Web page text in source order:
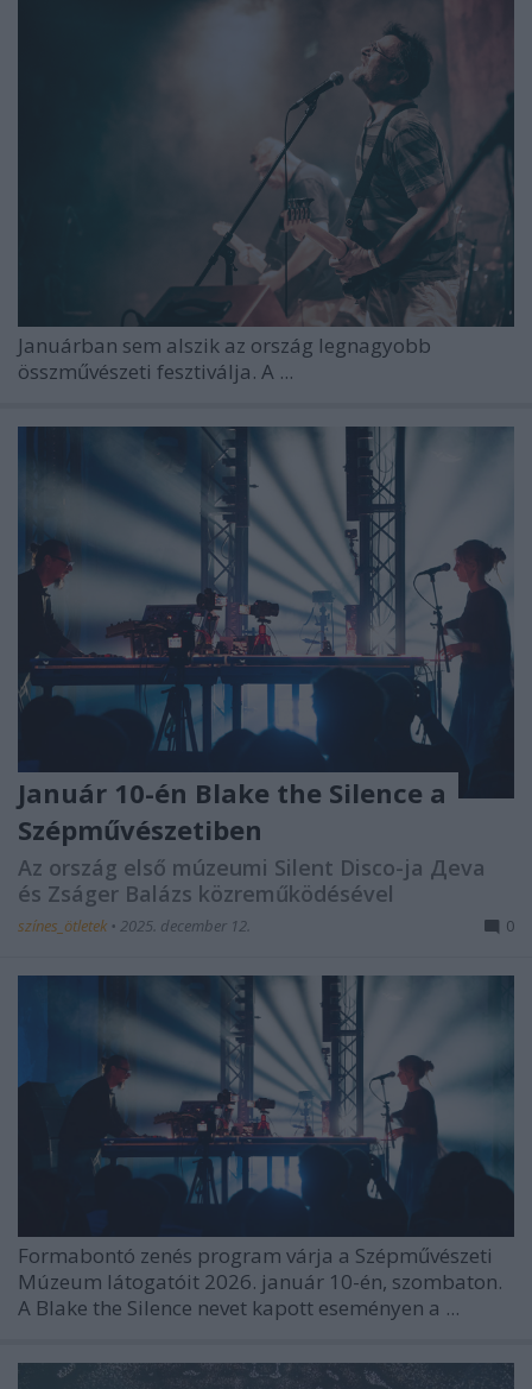
Januárban sem alszik az ország legnagyobb
összművészeti fesztiválja. A ...
Január 10-én Blake the Silence a
Szépművészetiben
Az ország első múzeumi Silent Disco-ja Дeva
és Zságer Balázs közreműködésével
színes_ötletek • 2025. december 12. 0
Formabontó zenés program várja a Szépművészeti
Múzeum látogatóit 2026. január 10-én, szombaton.
A Blake the Silence nevet kapott eseményen a ...